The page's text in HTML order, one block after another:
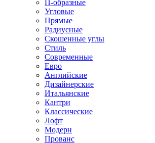
П-образные
Угловые
Прямые
Радиусные
Скошенные углы
Стиль
Современные
Евро
Английские
Дизайнерские
Итальянские
Кантри
Классические
Лофт
Модерн
Прованс